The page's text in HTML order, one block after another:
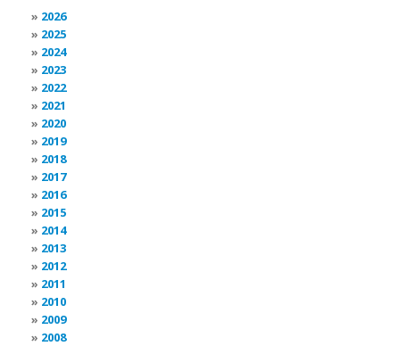
2026
2025
2024
2023
2022
2021
2020
2019
2018
2017
2016
2015
2014
2013
2012
2011
2010
2009
2008